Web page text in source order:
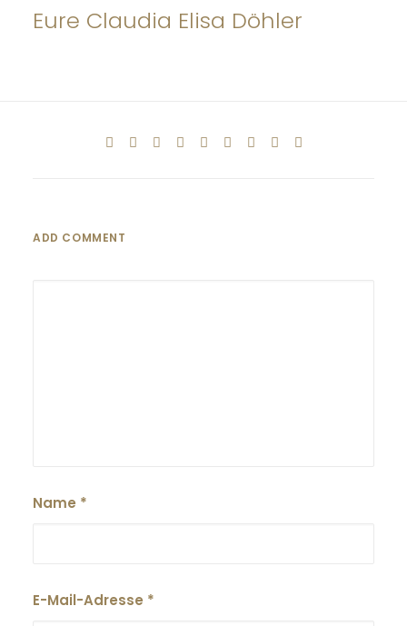
Eure Claudia Elisa Döhler
ADD COMMENT
Name *
E-Mail-Adresse *